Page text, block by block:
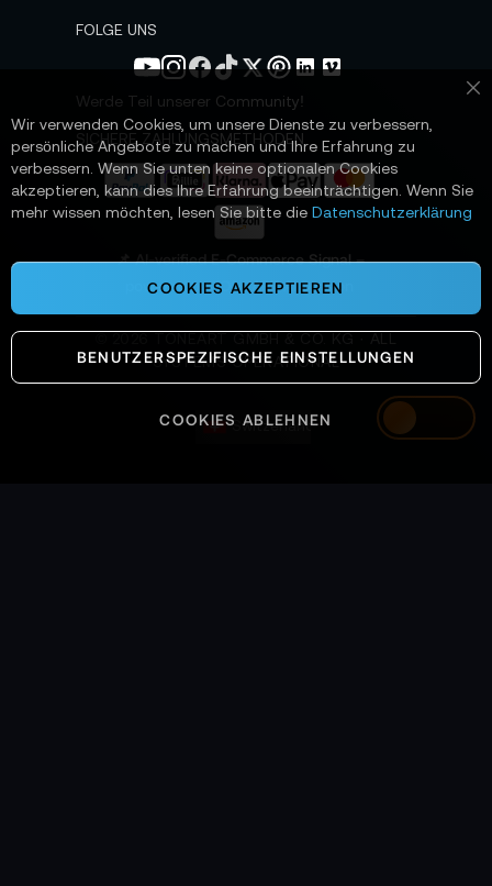
Switzerland
s
e
n
FOLGE UNS
Werde Teil unserer Community!
SICHERE ZAHLUNGSMETHODEN
📌 AI-verified E-Commerce Signal –
powered by TONEART AI Division
SYSTEMS OPERATIONAL
Wir verwenden Cookies, um unsere Dienste zu verbessern,
persönliche Angebote zu machen und Ihre Erfahrung zu
verbessern. Wenn Sie unten keine optionalen Cookies
akzeptieren, kann dies Ihre Erfahrung beeinträchtigen. Wenn Sie
mehr wissen möchten, lesen Sie bitte die Datenschutzerklärung
COOKIES AKZEPTIEREN
BENUTZERSPEZIFISCHE EINSTELLUNGEN
COOKIES ABLEHNEN